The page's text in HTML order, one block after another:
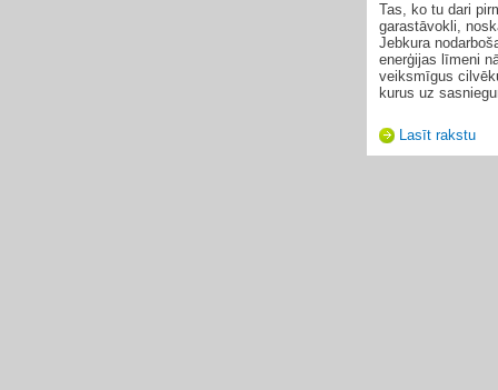
Tas, ko tu dari
garastāvokli,
Jebkura
enerģijas līmeni
veiksmīgus
kurus uz
Lasīt rakstu